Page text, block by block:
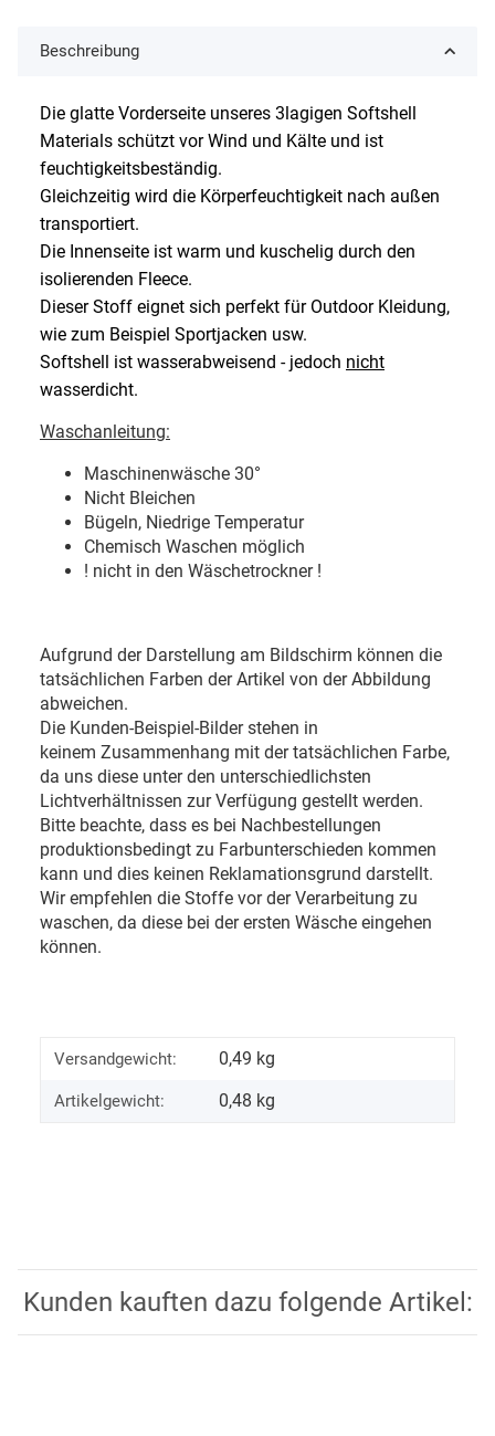
Beschreibung
Die glatte Vorderseite unseres 3lagigen Softshell
Materials schützt vor Wind und Kälte und ist
feuchtigkeitsbeständig.
Gleichzeitig wird die Körperfeuchtigkeit nach außen
transportiert.
Die Innenseite ist warm und kuschelig durch den
isolierenden Fleece.
Dieser Stoff eignet sich perfekt für Outdoor Kleidung,
wie zum Beispiel Sportjacken usw.
Softshell ist wasserabweisend - jedoch nicht
wasserdicht.
Waschanleitung:
Maschinenwäsche 30°
Nicht Bleichen
Bügeln, Niedrige Temperatur
Chemisch Waschen möglich
! nicht in den Wäschetrockner !
Aufgrund der Darstellung am Bildschirm können die
tatsächlichen Farben der Artikel von der Abbildung
abweichen.
Die Kunden-Beispiel-Bilder stehen in
keinem Zusammenhang mit der tatsächlichen Farbe,
da uns diese unter den unterschiedlichsten
Lichtverhältnissen zur Verfügung gestellt werden.
Bitte beachte, dass es bei Nachbestellungen
produktionsbedingt zu Farbunterschieden kommen
kann und dies keinen Reklamationsgrund darstellt.
Wir empfehlen die Stoffe vor der Verarbeitung zu
waschen, da diese bei der ersten Wäsche eingehen
können.
Versandgewicht: 0,49 kg
Artikelgewicht: 0,48 kg
Kunden kauften dazu folgende Artikel: